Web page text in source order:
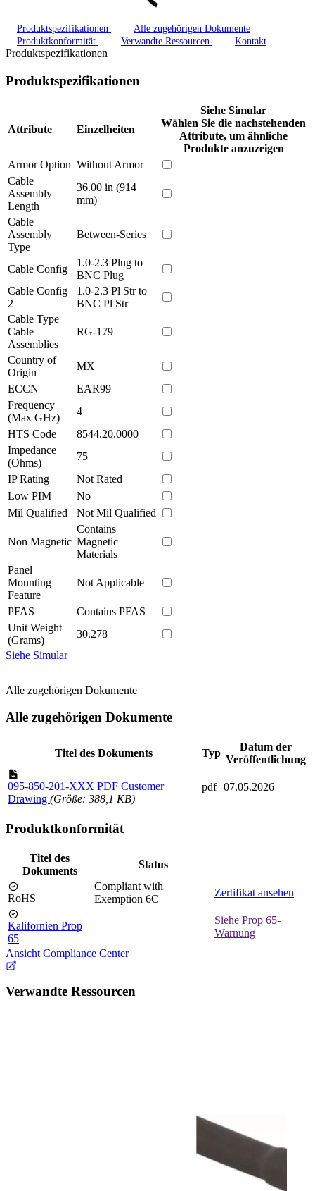
Produktspezifikationen
Alle zugehörigen Dokumente
Produktkonformität
Verwandte Ressourcen Kontakt
Produktspezifikationen
Produktspezifikationen
Attribute Einzelheiten
Siehe Simular
Wählen Sie die nachstehenden
Attribute, um ähnliche
Produkte anzuzeigen
Armor Option Without Armor
Cable
Assembly
Length
36.00 in (914
mm)
Cable
Assembly
Type
Between-Series
Cable Config
1.0-2.3 Plug to
BNC Plug
Cable Config
2
1.0-2.3 Pl Str to
BNC Pl Str
Cable Type
Cable
Assemblies
RG-179
Country of
Origin
MX
ECCN
EAR99
Frequency
(Max GHz)
4
HTS Code
8544.20.0000
Impedance
(Ohms)
75
IP Rating
Not Rated
Low PIM
No
Mil Qualified
Not Mil Qualified
Non Magnetic
Contains
Magnetic
Materials
Panel
Mounting
Feature
Not Applicable
PFAS
Contains PFAS
Unit Weight
(Grams)
30.278
Siehe Simular
Alle zugehörigen Dokumente
Alle zugehörigen Dokumente
Titel des Dokuments Typ
Datum der
Veröffentlichung
095-850-201-XXX PDF Customer
Drawing (Größe: 388,1 KB)
pdf 07.05.2026
Produktkonformität
Titel des
Dokuments
Status
RoHS
Compliant with
Exemption 6C
Zertifikat ansehen
Kalifornien Prop
65
Siehe Prop 65-
Warnung
Ansicht Compliance Center
Verwandte Ressourcen